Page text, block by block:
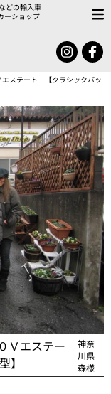
どの輸入車
ーショップ
エステート 【クラシックパッ
Ｖエステー
】
神奈
川県
森様